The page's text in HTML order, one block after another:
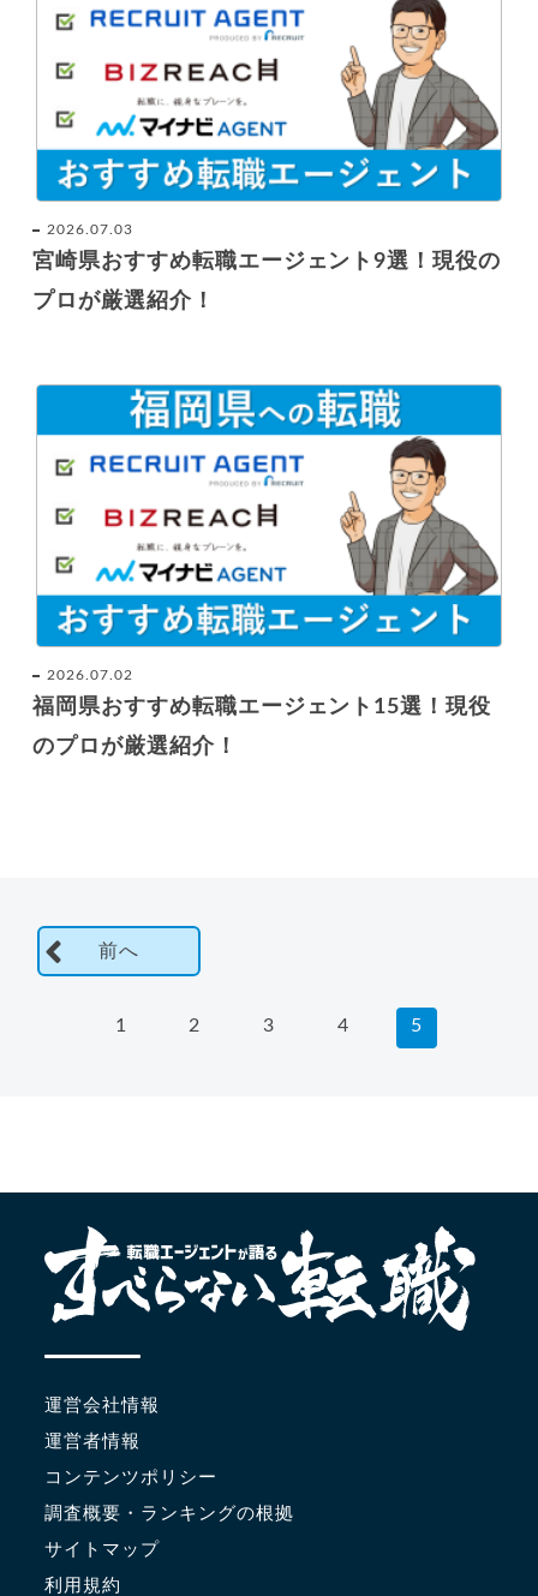
2026.07.03
宮崎県おすすめ転職エージェント9選！現役の
プロが厳選紹介！
2026.07.02
福岡県おすすめ転職エージェント15選！現役
のプロが厳選紹介！
前へ
1 2 3 4 5
運営会社情報
運営者情報
コンテンツポリシー
調査概要・ランキングの根拠
サイトマップ
利用規約